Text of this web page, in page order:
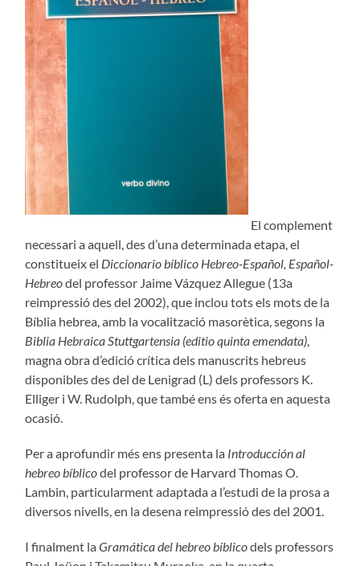
El complement
necessari a aquell, des d’una determinada etapa, el
constitueix el Diccionario bíblico Hebreo-Español, Español-
Hebreodel professor Jaime Vázquez Allegue (13a
reimpressió des del 2002), que inclou tots els mots de la
Bíblia hebrea, amb la vocalització masorètica, segons la
Biblia Hebraica Stuttgartensia (editio quinta emendata),
magna obra d’edició crítica dels manuscrits hebreus
disponibles des del de Lenigrad (L) dels professors K.
Elliger i W. Rudolph, que també ens és oferta en aquesta
ocasió.
Per a aprofundir més ens presenta la Introducción al
hebreo bíblicodel professor de Harvard Thomas O.
Lambin, particularment adaptada a l’estudi de la prosa a
diversos nivells, en la desena reimpressió des del 2001.
I finalment laGramática del hebreo bíblicodels professors